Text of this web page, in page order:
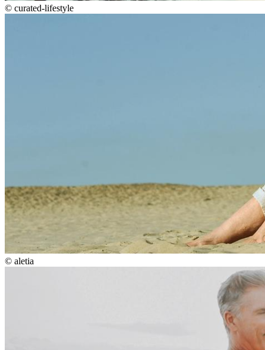
© curated-lifestyle
© aletia